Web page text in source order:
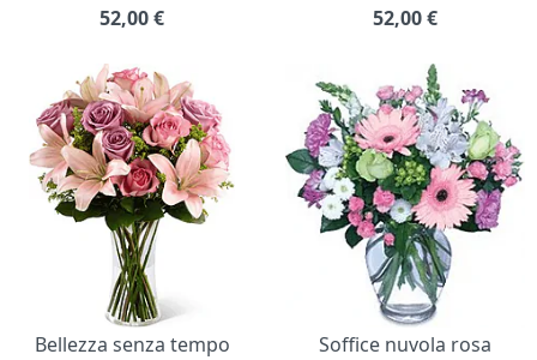
52,00€
52,00€
Bellezza senza tempo
Soffice nuvola rosa